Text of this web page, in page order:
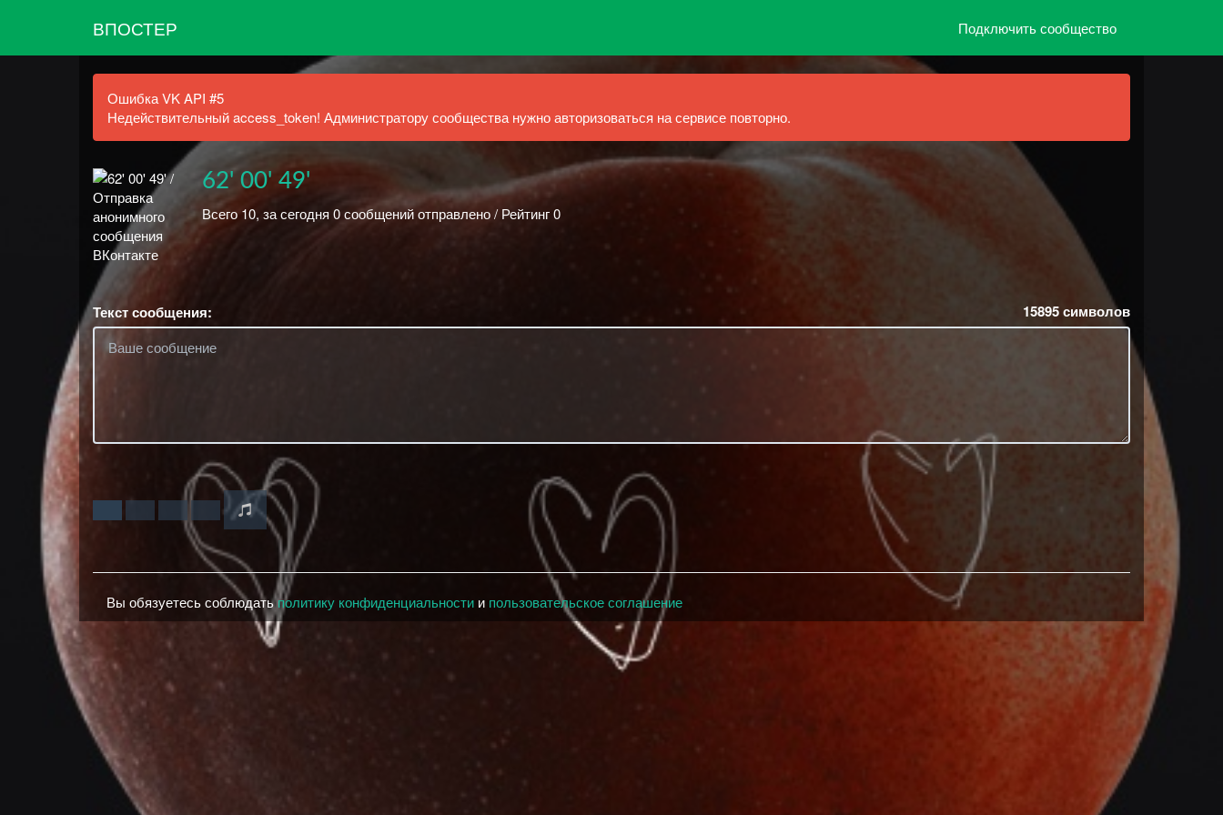
ВПОСТЕР Подключить сообщество
Ошибка VK API #5
Недействительный access_token! Администратору сообщества нужно авторизоваться на сервисе повторно.
62' 00' 49'
Всего 10, за сегодня 0 сообщений отправлено / Рейтинг 0
Текст сообщения: 15895символов
Вы обязуетесь соблюдатьполитику конфиденциальности и пользовательское соглашение